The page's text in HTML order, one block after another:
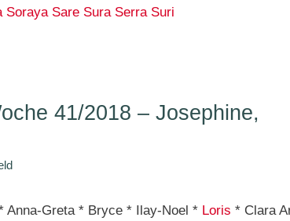
Soraya Sare Sura Serra Suri
41/2018 – Josephine,
Anna-Greta * Bryce * Ilay-Noel * Loris * Clara